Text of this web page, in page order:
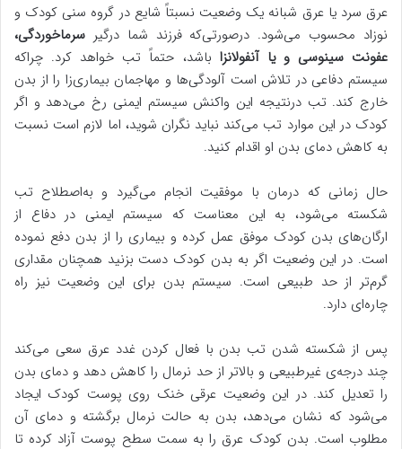
عرق سرد یا عرق شبانه یک وضعیت نسبتاً شایع در گروه سنی کودک و
نوزاد محسوب می‌شود. درصورتی‌که فرزند شما درگیر سرماخوردگی،
عفونت سینوسی و یا آنفولانزا باشد، حتماً تب خواهد کرد. چراکه
سیستم دفاعی در تلاش است آلودگی‌ها و مهاجمان بیماری‌زا را از بدن
خارج کند. تب درنتیجه این واکنش سیستم ایمنی رخ می‌دهد و اگر
کودک در این موارد تب می‌کند نباید نگران شوید، اما لازم است نسبت
به کاهش دمای بدن او اقدام کنید.
حال زمانی که درمان با موفقیت انجام می‌گیرد و به‌اصطلاح تب
شکسته می‌شود، به این معناست که سیستم ایمنی در دفاع از
ارگان‌های بدن کودک موفق عمل کرده و بیماری را از بدن دفع نموده
است. در این وضعیت اگر به بدن کودک دست بزنید همچنان مقداری
گرم‌تر از حد طبیعی است. سیستم بدن برای این وضعیت نیز راه
چاره‌ای دارد.
پس از شکسته شدن تب بدن با فعال کردن غدد عرق سعی می‌کند
چند درجه‌ی غیرطبیعی و بالاتر از حد نرمال را کاهش دهد و دمای بدن
را تعدیل کند. در این وضعیت عرقی خنک روی پوست کودک ایجاد
می‌شود که نشان می‌دهد، بدن به حالت نرمال برگشته و دمای آن
مطلوب است. بدن کودک عرق را به سمت سطح پوست آزاد کرده تا